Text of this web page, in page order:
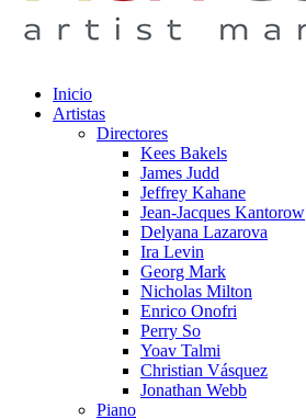
Inicio
Artistas
Directores
Kees Bakels
James Judd
Jeffrey Kahane
Jean-Jacques Kantorow
Delyana Lazarova
Ira Levin
Georg Mark
Nicholas Milton
Enrico Onofri
Perry So
Yoav Talmi
Christian Vásquez
Jonathan Webb
Piano